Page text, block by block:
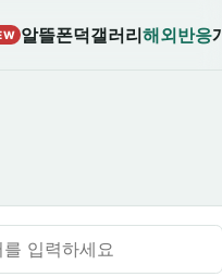
알뜰폰덕갤러리해외반응